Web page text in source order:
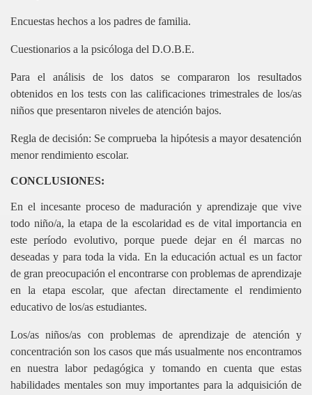
Encuestas hechos a los padres de familia.
Cuestionarios a la psicóloga del D.O.B.E.
Para el análisis de los datos se compararon los resultados
obtenidos en los tests con las calificaciones trimestrales de los/as
niños que presentaron niveles de atención bajos.
Regla de decisión: Se comprueba la hipótesis a mayor desatención
menor rendimiento escolar.
CONCLUSIONES:
En el incesante proceso de maduración y aprendizaje que vive
todo niño/a, la etapa de la escolaridad es de vital importancia en
este período evolutivo, porque puede dejar en él marcas no
deseadas y para toda la vida. En la educación actual es un factor
de gran preocupación el encontrarse con problemas de aprendizaje
en la etapa escolar, que afectan directamente el rendimiento
educativo de los/as estudiantes.
Los/as niños/as con problemas de aprendizaje de atención y
concentración son los casos que más usualmente nos encontramos
en nuestra labor pedagógica y tomando en cuenta que estas
habilidades mentales son muy importantes para la adquisición de